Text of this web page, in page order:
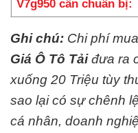
V7g950 cần chuẩn bị:
Ghi chú: Chi phí
Giá Ô Tô Tảiđưa ra
xuống 20 Triệu tùy
sao lại có sự chênh
cá nhân, doanh